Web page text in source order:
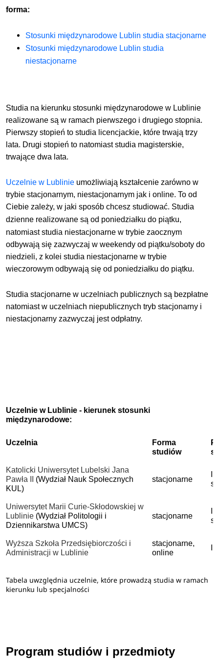
forma:
Stosunki międzynarodowe Lublin studia stacjonarne
Stosunki międzynarodowe Lublin studia
niestacjonarne
Studia na kierunku stosunki międzynarodowe w Lublinie
realizowane są w ramach pierwszego i drugiego stopnia.
Pierwszy stopień to studia licencjackie, które trwają trzy
lata. Drugi stopień to natomiast studia magisterskie,
trwające dwa lata.
Uczelnie w Lublinie umożliwiają kształcenie zarówno w
trybie stacjonarnym, niestacjonarnym jak i online. To od
Ciebie zależy, w jaki sposób chcesz studiować. Studia
dzienne realizowane są od poniedziałku do piątku,
natomiast studia niestacjonarne w trybie zaocznym
odbywają się zazwyczaj w weekendy od piątku/soboty do
niedzieli, z kolei studia niestacjonarne w trybie
wieczorowym odbywają się od poniedziałku do piątku.
Studia stacjonarne w uczelniach publicznych są bezpłatne
natomiast w uczelniach niepublicznych tryb stacjonarny i
niestacjonarny zazwyczaj jest odpłatny.
Uczelnie w Lublinie - kierunek stosunki
międzynarodowe:
Uczelnia
Forma
studiów
Katolicki Uniwersytet Lubelski Jana
Pawła II
(Wydział Nauk Społecznych
KUL)
stacjonarne
Uniwersytet Marii Curie-Skłodowskiej w
Lublinie (Wydział Politologii i
Dziennikarstwa UMCS)
stacjonarne
Wyższa Szkoła Przedsiębiorczości i
Administracji w Lublinie
stacjonarne,
online
Tabela uwzględnia uczelnie, które prowadzą studia w ramach
kierunku lub specjalności
Program studiów i przedmioty